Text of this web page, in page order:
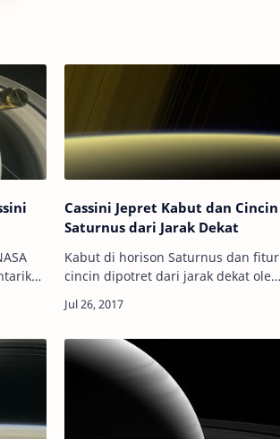
misi
Cassini Jepret Kabut dan Cincin
Saturnus dari Jarak Dekat
Kabut di horison Saturnus dan fitur
cincin dipotret dari jarak dekat oleh
Astronomy - Wahana antariksa
masa "Grand …